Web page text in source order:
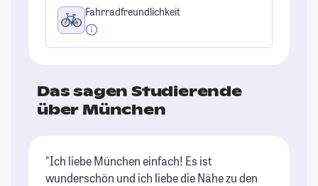
Fahrradfreundlichkeit
Das sagen Studierende
über München
"Ich liebe München einfach! Es ist
wunderschön und ich liebe die Nähe zu den